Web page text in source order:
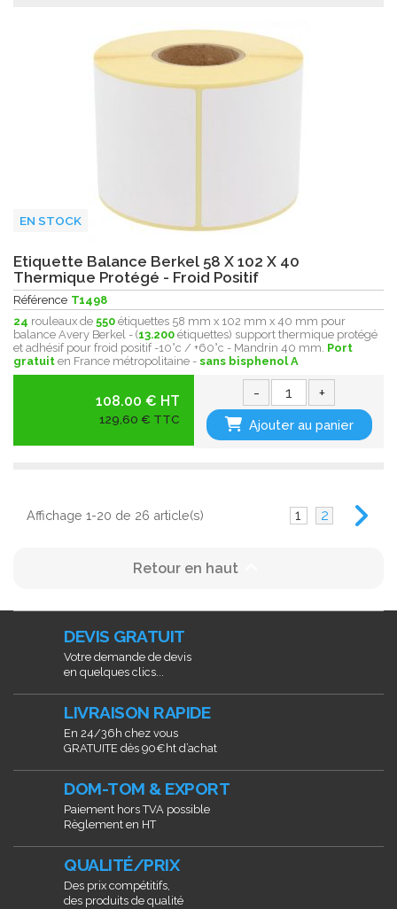
EN STOCK
Etiquette Balance Berkel 58 X 102 X 40
Thermique Protégé - Froid Positif
Référence T1498
24 rouleaux de 550 étiquettes 58 mm x 102 mm x 40 mm pour
balance Avery Berkel - (13.200 étiquettes) support thermique protégé
et adhésif pour froid positif -10°c / +60°c - Mandrin 40 mm. Port
gratuit en France métropolitaine - sans bisphenol A
108.00 € HT
129,60 € TTC
- +
Ajouter au panier
Affichage 1-20 de 26 article(s) 1 2
Retour en haut
DEVIS GRATUIT
Votre demande de devis
en quelques clics...
LIVRAISON RAPIDE
En 24/36h chez vous
GRATUITE dès 90€ht d’achat
DOM-TOM & EXPORT
Paiement hors TVA possible
Règlement en HT
QUALITÉ/PRIX
Des prix compétitifs,
des produits de qualité